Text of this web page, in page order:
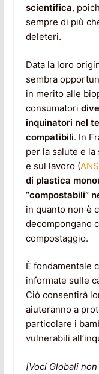
scientifica,
sempre di più
deleteri.
Data la loro
sembra
in merito alle
consumatori
inquinatori nel
compatibili. In
per la salute e
e sul lavoro (
di plastica
“compostabili”
in quanto non è
decompongano
compostaggio.
È fondamentale
informate sulle
Ciò consentirà
aiuteranno a
particolare i
vulnerabili
[Voci Globali